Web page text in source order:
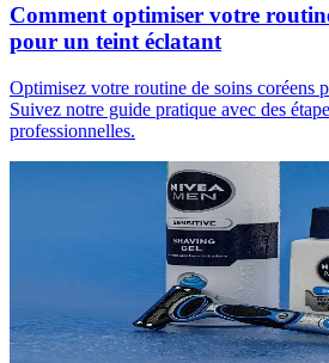
Comment optimiser votre
pour un teint éclatant
Optimisez votre routine de soins coréens
Suivez notre guide pratique avec des
professionnelles.